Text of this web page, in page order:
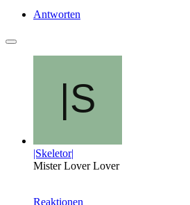
Antworten
|Skeletor|
Mister Lover Lover
Reaktionen